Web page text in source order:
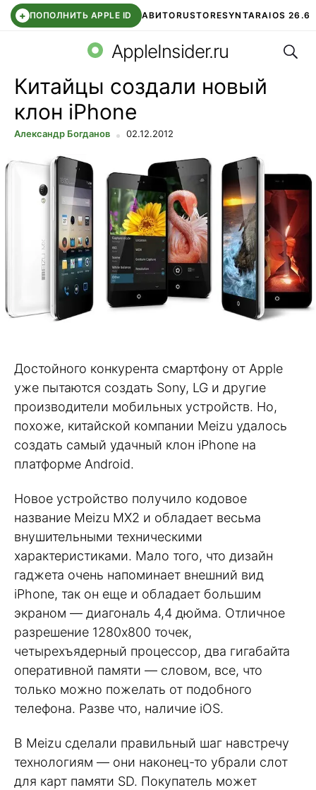
+ ПОПОЛНИТЬ APPLE ID АВИТОRUSTORESYNTARAIOS 26.6
СБЕР КИДС ЧАТ ROBLOXВТБ ОНЛАЙН
AppleInsider.ru
Китайцы создали новый
клон iPhone
Александр Богданов 02.12.2012
Достойного конкурента смартфону от Apple
уже пытаются создать Sony, LG и другие
производители мобильных устройств. Но,
похоже, китайской компании Meizu удалось
создать самый удачный клон iPhone на
платформе Android.
Новое устройство получило кодовое
название Meizu MX2 и обладает весьма
внушительными техническими
характеристиками. Мало того, что дизайн
гаджета очень напоминает внешний вид
iPhone, так он еще и обладает большим
экраном — диагональ 4,4 дюйма. Отличное
разрешение 1280х800 точек,
четырехъядерный процессор, два гигабайта
оперативной памяти — словом, все, что
только можно пожелать от подобного
телефона. Разве что, наличие iOS.
В Meizu сделали правильный шаг навстречу
технологиям — они наконец-то убрали слот
для карт памяти SD. Покупатель может